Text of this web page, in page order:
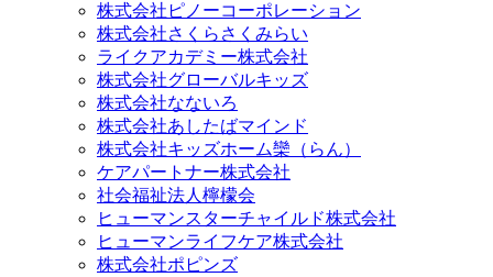
株式会社ピノーコーポレーション
株式会社さくらさくみらい
ライクアカデミー株式会社
株式会社グローバルキッズ
株式会社なないろ
株式会社あしたばマインド
株式会社キッズホーム欒（らん）
ケアパートナー株式会社
社会福祉法人檸檬会
ヒューマンスターチャイルド株式会社
ヒューマンライフケア株式会社
株式会社ポピンズ